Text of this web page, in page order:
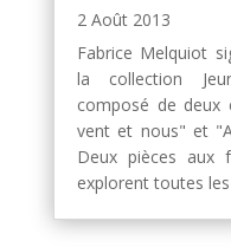
2 Août 2013
Fabrice Melquiot
la collection
composé de deux
vent et nous" et
Deux pièces aux
explorent toutes